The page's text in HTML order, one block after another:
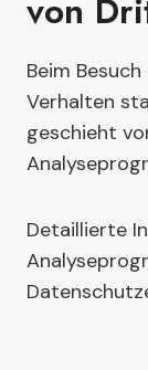
von
Beim
Verhalten
geschieht
Detaillierte